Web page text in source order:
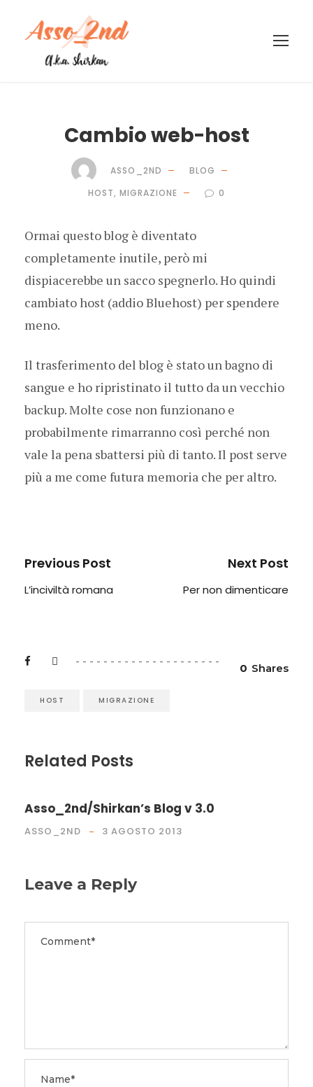
Cambio web-host
ASSO_2ND
BLOG
HOST, MIGRAZIONE 0
Ormai questo blog è diventato
completamente inutile, però mi
dispiacerebbe un sacco spegnerlo. Ho quindi
cambiato host (addio Bluehost) per spendere
meno.
Il trasferimento del blog è stato un bagno di
sangue e ho ripristinato il tutto da un vecchio
backup. Molte cose non funzionano e
probabilmente rimarranno così perché non
vale la pena sbattersi più di tanto. Il post serve
più a me come futura memoria che per altro.
Previous Post
L’inciviltà romana
Next Post
Per non dimenticare
0 Shares
HOST MIGRAZIONE
Related Posts
Asso_2nd/Shirkan’s Blog v 3.0
ASSO_2ND 3 AGOSTO 2013
Leave a Reply